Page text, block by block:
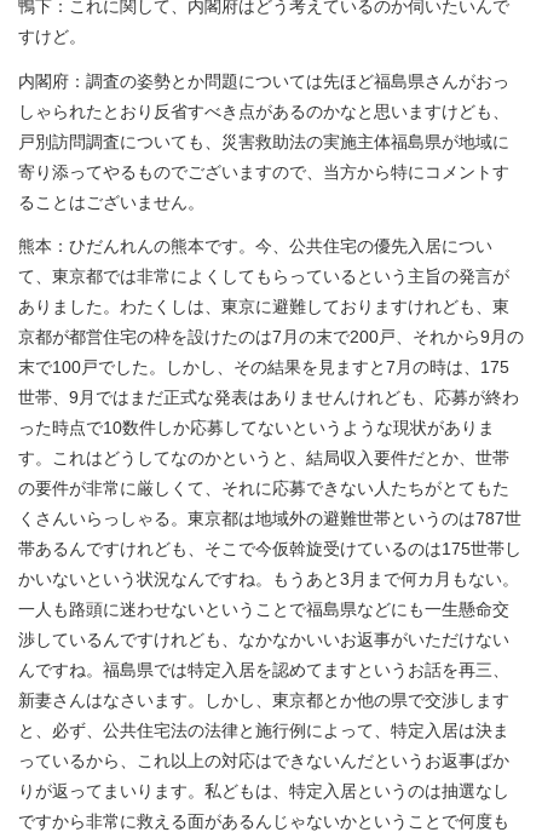
鴨下：これに関して、内閣府はどう考えているのか伺いたいんで
すけど。
内閣府：調査の姿勢とか問題については先ほど福島県さんがおっ
しゃられたとおり反省すべき点があるのかなと思いますけども、
戸別訪問調査についても、災害救助法の実施主体福島県が地域に
寄り添ってやるものでございますので、当方から特にコメントす
ることはございません。
熊本：ひだんれんの熊本です。今、公共住宅の優先入居につい
て、東京都では非常によくしてもらっているという主旨の発言が
ありました。わたくしは、東京に避難しておりますけれども、東
京都が都営住宅の枠を設けたのは7月の末で200戸、それから9月の
末で100戸でした。しかし、その結果を見ますと7月の時は、175
世帯、9月ではまだ正式な発表はありませんけれども、応募が終わ
った時点で10数件しか応募してないというような現状がありま
す。これはどうしてなのかというと、結局収入要件だとか、世帯
の要件が非常に厳しくて、それに応募できない人たちがとてもた
くさんいらっしゃる。東京都は地域外の避難世帯というのは787世
帯あるんですけれども、そこで今仮斡旋受けているのは175世帯し
かいないという状況なんですね。もうあと3月まで何カ月もない。
一人も路頭に迷わせないということで福島県などにも一生懸命交
渉しているんですけれども、なかなかいいお返事がいただけない
んですね。福島県では特定入居を認めてますというお話を再三、
新妻さんはなさいます。しかし、東京都とか他の県で交渉します
と、必ず、公共住宅法の法律と施行例によって、特定入居は決ま
っているから、これ以上の対応はできないんだというお返事ばか
りが返ってまいります。私どもは、特定入居というのは抽選なし
ですから非常に救える面があるんじゃないかということで何度も